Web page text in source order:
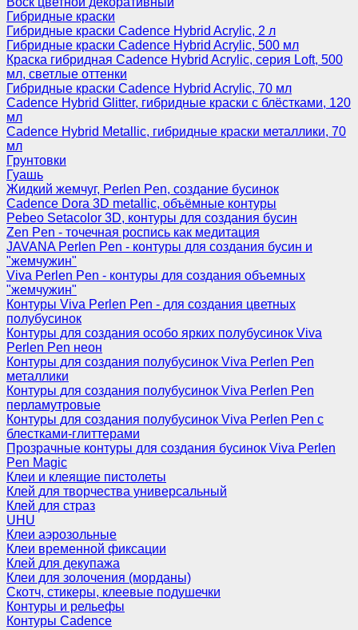
Гибридные краски
Гибридные краски Cadence Hybrid Acrylic, 2 л
Гибридные краски Cadence Hybrid Acrylic, 500 мл
Краска гибридная Cadence Hybrid Acrylic, серия Loft, 500
мл, светлые оттенки
Гибридные краски Cadence Hybrid Acrylic, 70 мл
Cadence Hybrid Glitter, гибридные краски с блёстками, 120
мл
Cadence Hybrid Metallic, гибридные краски металлики, 70
мл
Грунтовки
Гуашь
Жидкий жемчуг, Perlen Pen, создание бусинок
Cadence Dora 3D metallic, объёмные контуры
Pebeo Setacolor 3D, контуры для создания бусин
Zen Pen - точечная роспись как медитация
JAVANA Perlen Pen - контуры для создания бусин и
"жемчужин"
Viva Perlen Pen - контуры для создания объемных
"жемчужин"
Контуры Viva Perlen Pen - для создания цветных
полубусинок
Контуры для создания особо ярких полубусинок Viva
Perlen Pen неон
Контуры для создания полубусинок Viva Perlen Pen
металлики
Контуры для создания полубусинок Viva Perlen Pen
перламутровые
Контуры для создания полубусинок Viva Perlen Pen с
блестками-глиттерами
Прозрачные контуры для создания бусинок Viva Perlen
Pen Magic
Клеи и клеящие пистолеты
Клей для творчества универсальный
Клей для страз
UHU
Клеи аэрозольные
Клеи временной фиксации
Клей для декупажа
Клеи для золочения (морданы)
Скотч, стикеры, клеевые подушечки
Контуры и рельефы
Контуры Cadence